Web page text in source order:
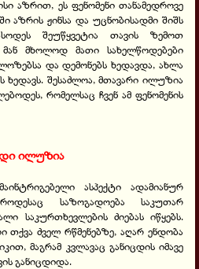
აზრით, ეს ფენომენი თანამედროვე
აზრის ჟინსა და უცნობისადმი შიშს
შეუწყვეტია თავის ზემოთ
მან მხოლოდ მათი სახელწოდებები
და დემონებს ხედავდა, ახლა
ხედავს. შესაძლოა, მთავარი ილუზია
რომელსაც ჩვენ ამ ფენომენის
ილუზია
ასპექტი ადამიანურ
საზოგადოება საკუთარ
საკურთხევლების ძიებას იწყებს.
თქვა ძველ რწმენებზე, აღარ ენდობა
მაგრამ კვლავაც განიცდის იმავე
განიცდიდა.